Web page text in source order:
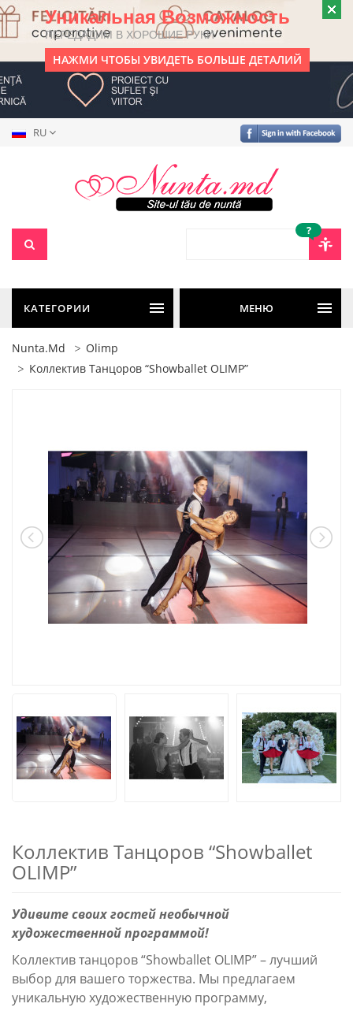
Уникальная Возможность
ПЕРЕДАДИМ В ХОРОШИЕ РУКИ
НАЖМИ ЧТОБЫ УВИДЕТЬ БОЛЬШЕ ДЕТАЛИЙ
RU
?
КАТЕГОРИИ МЕНЮ
Nunta.md
Olimp
Коллектив Танцоров “Showballet OLIMP”
Коллектив Танцоров “Showballet
OLIMP”
Удивите своих гостей необычной
художественной программой!
Коллектив танцоров “Showballet OLIMP” – лучший
выбор для вашего торжества. Мы предлагаем
уникальную художественную программу,